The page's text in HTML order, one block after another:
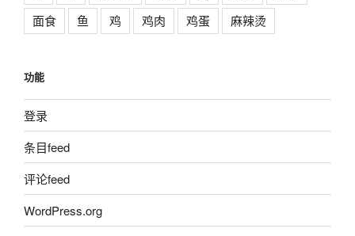
面食
鱼 鸡 鸡肉 鸡蛋 麻辣烫
功能
登录
条目feed
评论feed
WordPress.org